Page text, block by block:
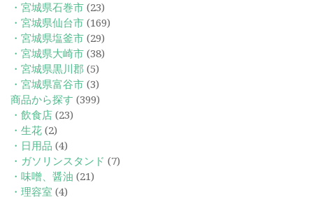
・宮城県石巻市 (23)
・宮城県仙台市 (169)
・宮城県塩釜市 (29)
・宮城県大崎市 (38)
・宮城県黒川郡 (5)
・宮城県富谷市 (3)
商品から探す (399)
・飲食店 (23)
・生花 (2)
・日用品 (4)
・ガソリンスタンド (7)
・味噌、醤油 (21)
・理容室 (4)